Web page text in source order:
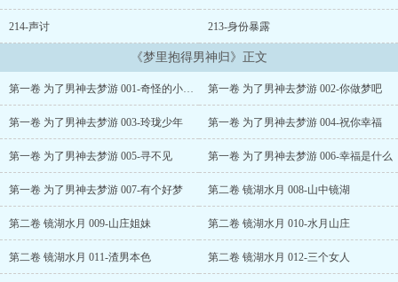
214-声讨 213-身份暴露
《梦里抱得男神归》正文
第一卷 为了男神去梦游 001-奇怪的小猫咪 第一卷 为了男神去梦游 002-你做梦吧
第一卷 为了男神去梦游 003-玲珑少年 第一卷 为了男神去梦游 004-祝你幸福
第一卷 为了男神去梦游 005-寻不见 第一卷 为了男神去梦游 006-幸福是什么
第一卷 为了男神去梦游 007-有个好梦 第二卷 镜湖水月 008-山中镜湖
第二卷 镜湖水月 009-山庄姐妹 第二卷 镜湖水月 010-水月山庄
第二卷 镜湖水月 011-渣男本色 第二卷 镜湖水月 012-三个女人